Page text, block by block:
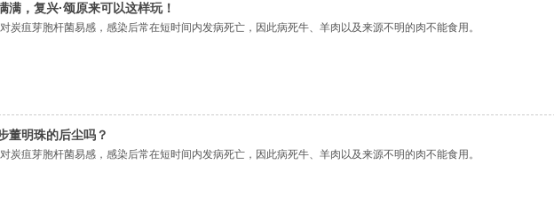
满，复兴·颂原来可以这样玩！
炭疽芽胞杆菌易感，感染后常在短时间内发病死亡，因此病死牛、羊肉以及来源不明的肉不能食用。
董明珠的后尘吗？
炭疽芽胞杆菌易感，感染后常在短时间内发病死亡，因此病死牛、羊肉以及来源不明的肉不能食用。